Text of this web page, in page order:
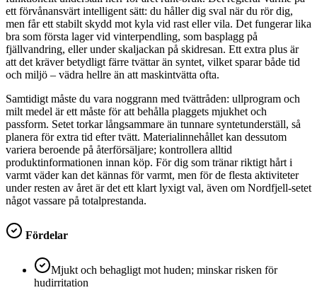
ett förvånansvärt intelligent sätt: du håller dig sval när du rör dig,
men får ett stabilt skydd mot kyla vid rast eller vila. Det fungerar lika
bra som första lager vid vinterpendling, som basplagg på
fjällvandring, eller under skaljackan på skidresan. Ett extra plus är
att det kräver betydligt färre tvättar än syntet, vilket sparar både tid
och miljö – vädra hellre än att maskintvätta ofta.
Samtidigt måste du vara noggrann med tvättråden: ullprogram och
milt medel är ett måste för att behålla plaggets mjukhet och
passform. Setet torkar långsammare än tunnare syntetunderställ, så
planera för extra tid efter tvätt. Materialinnehållet kan dessutom
variera beroende på återförsäljare; kontrollera alltid
produktinformationen innan köp. För dig som tränar riktigt hårt i
varmt väder kan det kännas för varmt, men för de flesta aktiviteter
under resten av året är det ett klart lyxigt val, även om Nordfjell-setet
något vassare på totalprestanda.
Fördelar
Mjukt och behagligt mot huden; minskar risken för
hudirritation